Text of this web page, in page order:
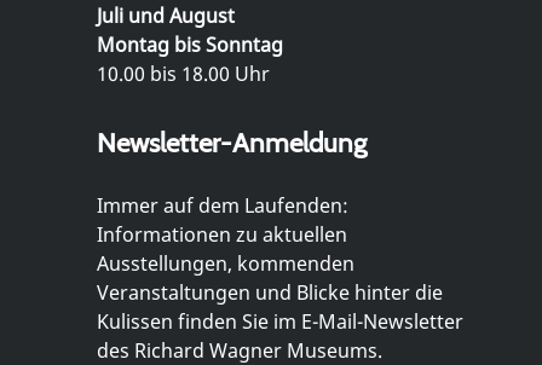
Juli und August
Montag bis Sonntag
10.00 bis 18.00 Uhr
Newsletter-Anmeldung
Immer auf dem Laufenden:
Informationen zu aktuellen
Ausstellungen, kommenden
Veranstaltungen und Blicke hinter die
Kulissen finden Sie im E-Mail-Newsletter
des Richard Wagner Museums.